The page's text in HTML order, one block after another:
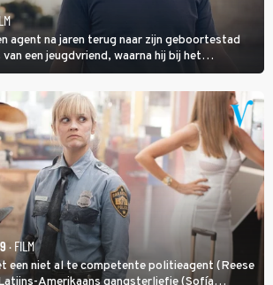
agent na jaren terug naar zijn geboortestad
een jeugdvriend, waarna hij bij het
dood een verband begint te vermoeden
· FILM
een niet al te competente politieagent (Reese
Amerikaans gangsterliefje (Sofía